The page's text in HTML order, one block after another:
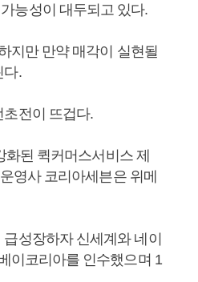
능성이 대두되고 있다.
지만 만약 매각이 실현될
다.
전이 뜨겁다.
화된 퀵커머스서비스 제
영사 코리아세븐은 위메
성장하자 신세계와 네이
이코리아를 인수했으며 1